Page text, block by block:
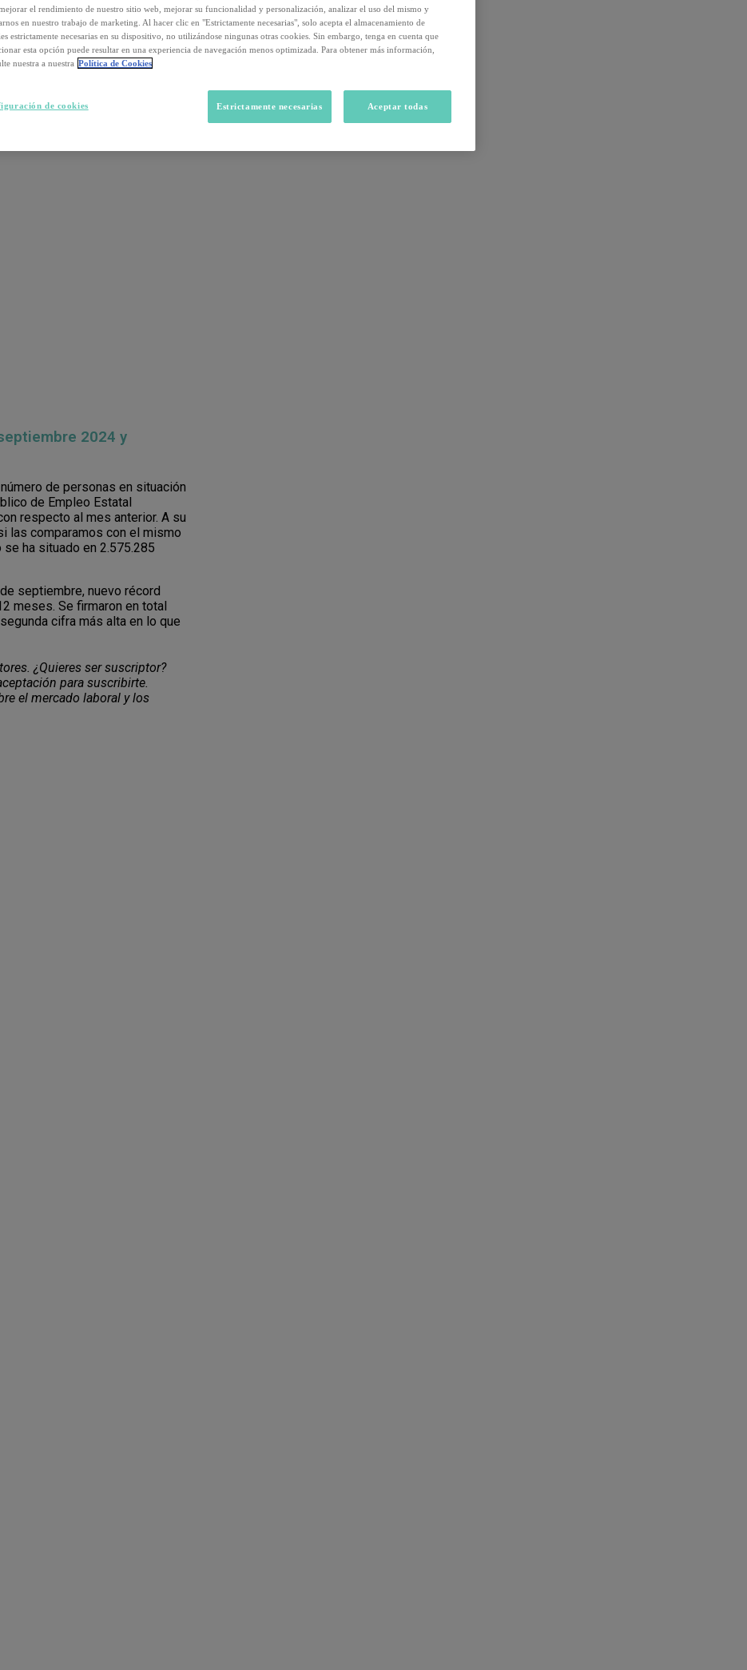
2024 y
de personas en situación
de Empleo Estatal
respecto al mes anterior. A su
las comparamos con el mismo
ha situado en 2.575.285
septiembre, nuevo récord
meses. Se firmaron en total
cifra más alta en lo que
¿Quieres ser suscriptor?
para suscribirte.
el mercado laboral y los
el rendimiento de nuestro sitio web, mejorar su funcionalidad y personalización, analizar el uso del mismo y
en nuestro trabajo de marketing. Al hacer clic en "Estrictamente necesarias", solo acepta el almacenamiento de
estrictamente necesarias en su dispositivo, no utilizándose ningunas otras cookies. Sin embargo, tenga en cuenta que
esta opción puede resultar en una experiencia de navegación menos optimizada. Para obtener más información,
nuestra a nuestra Política de Cookies
Estrictamente necesarias Aceptar todas
de cookies